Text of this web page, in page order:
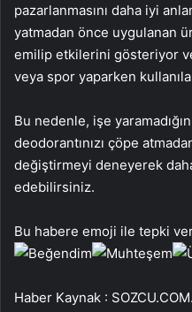
pazarlanmasını daha iyi
yatmadan önce uygulanan
emilip etkilerini gösteriyor
veya spor yaparken
Bu nedenle, işe
deodorantınızı çöpe
değiştirmeyi deneyerek
edebilirsiniz.
Bu habere emoji ile tepki
Haber Kaynak :